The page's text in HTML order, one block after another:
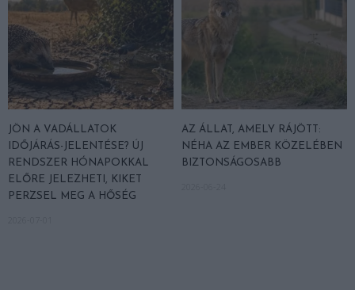
JÖN A VADÁLLATOK
IDŐJÁRÁS-JELENTÉSE? ÚJ
RENDSZER HÓNAPOKKAL
ELŐRE JELEZHETI, KIKET
PERZSEL MEG A HŐSÉG
AZ ÁLLAT, AMELY RÁJÖTT:
NÉHA AZ EMBER KÖZELÉBEN
BIZTONSÁGOSABB